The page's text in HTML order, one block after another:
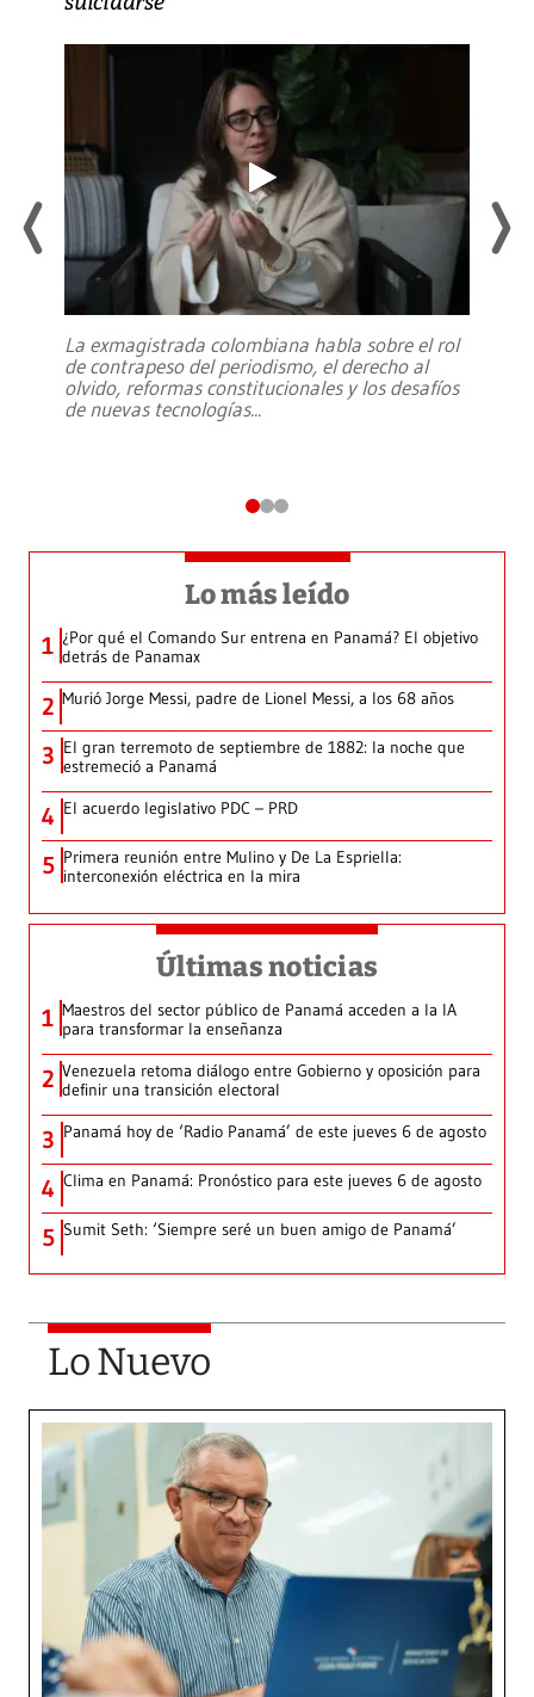
La exmagistrada colombiana habla sobre el rol
de contrapeso del periodismo, el derecho al
olvido, reformas constitucionales y los desafíos
de nuevas tecnologías...
Lo más leído
1 ¿Por qué el Comando Sur entrena en Panamá? El objetivo
detrás de Panamax
2 Murió Jorge Messi, padre de Lionel Messi, a los 68 años
3 El gran terremoto de septiembre de 1882: la noche que
estremeció a Panamá
4 El acuerdo legislativo PDC – PRD
5 Primera reunión entre Mulino y De La Espriella:
interconexión eléctrica en la mira
Últimas noticias
1 Maestros del sector público de Panamá acceden a la IA
para transformar la enseñanza
2 Venezuela retoma diálogo entre Gobierno y oposición para
definir una transición electoral
3 Panamá hoy de ‘Radio Panamá’ de este jueves 6 de agosto
4 Clima en Panamá: Pronóstico para este jueves 6 de agosto
5 Sumit Seth: ‘Siempre seré un buen amigo de Panamá’
Lo Nuevo